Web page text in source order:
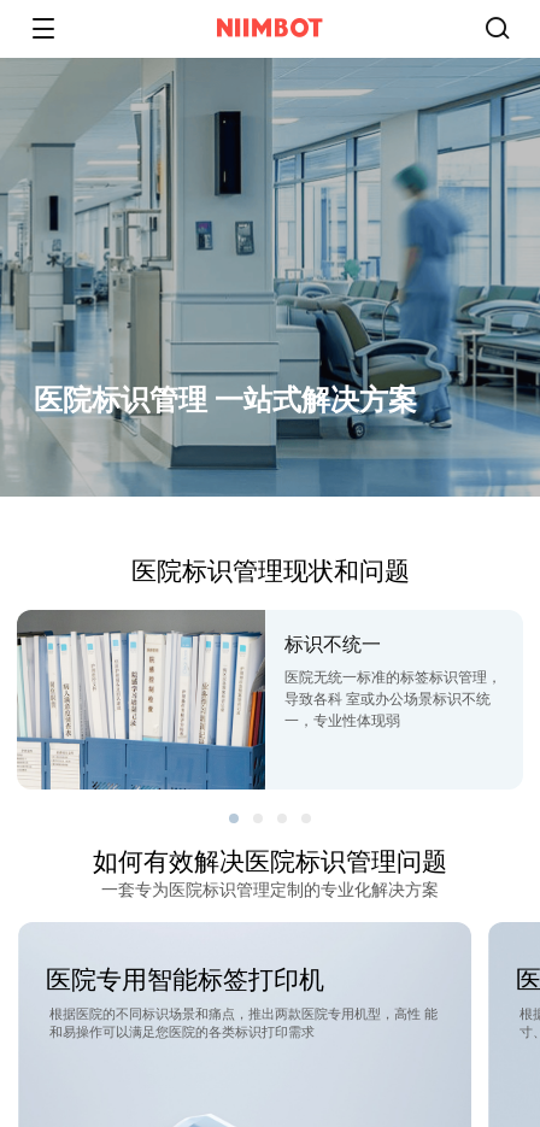
医院标识管理 一站式解决方案
医院标识管理现状和问题
标识不统一
医院无统一标准的标签标识管理，
导致各科 室或办公场景标识不统
一，专业性体现弱
如何有效解决医院标识管理问题
一套专为医院标识管理定制的专业化解决方案
医院专用智能标签打印机
根据医院的不同标识场景和痛点，推出两款医院专用机型，高性 能
和易操作可以满足您医院的各类标识打印需求
根
寸